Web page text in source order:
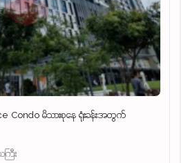
Condo မိသားစုနေ ရုံးခန်းအတွက်
ြီး